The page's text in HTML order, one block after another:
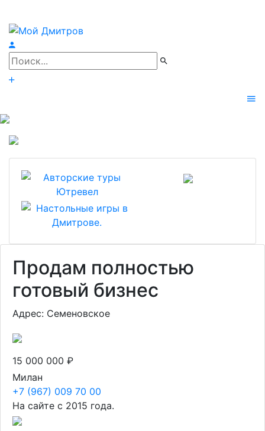
Продам полностью
готовый бизнес
Адрес: Семеновское
15 000 000 ₽
Милан
+7 (967) 009 70 00
На сайте с 2015 года.